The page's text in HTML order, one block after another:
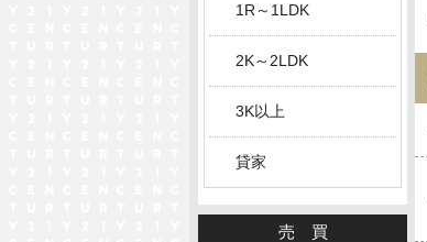
1R～1LDK
2K～2LDK
3K以上
貸家
売買